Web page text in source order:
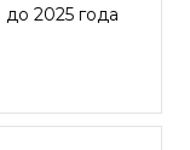
2025 года